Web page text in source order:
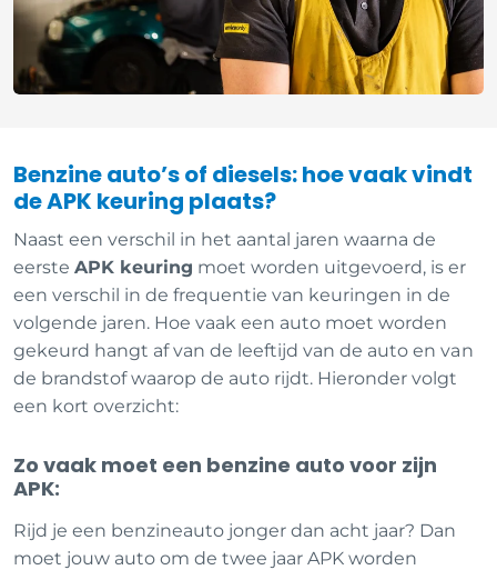
Benzine auto’s of diesels: hoe vaak vindt
de APK keuring plaats?
Naast een verschil in het aantal jaren waarna de
eersteAPK keuring moet worden uitgevoerd, is er
een verschil in de frequentie van keuringen in de
volgende jaren. Hoe vaak een auto moet worden
gekeurd hangt af van de leeftijd van de auto en van
de brandstof waarop de auto rijdt. Hieronder volgt
een kort overzicht:
Zo vaak moet een benzine auto voor zijn
APK:
Rijd je een benzineauto jonger dan acht jaar? Dan
moet jouw auto om de twee jaar APK worden